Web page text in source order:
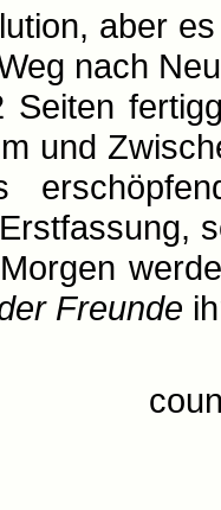
aber
nach
Seiten
und
Freunde